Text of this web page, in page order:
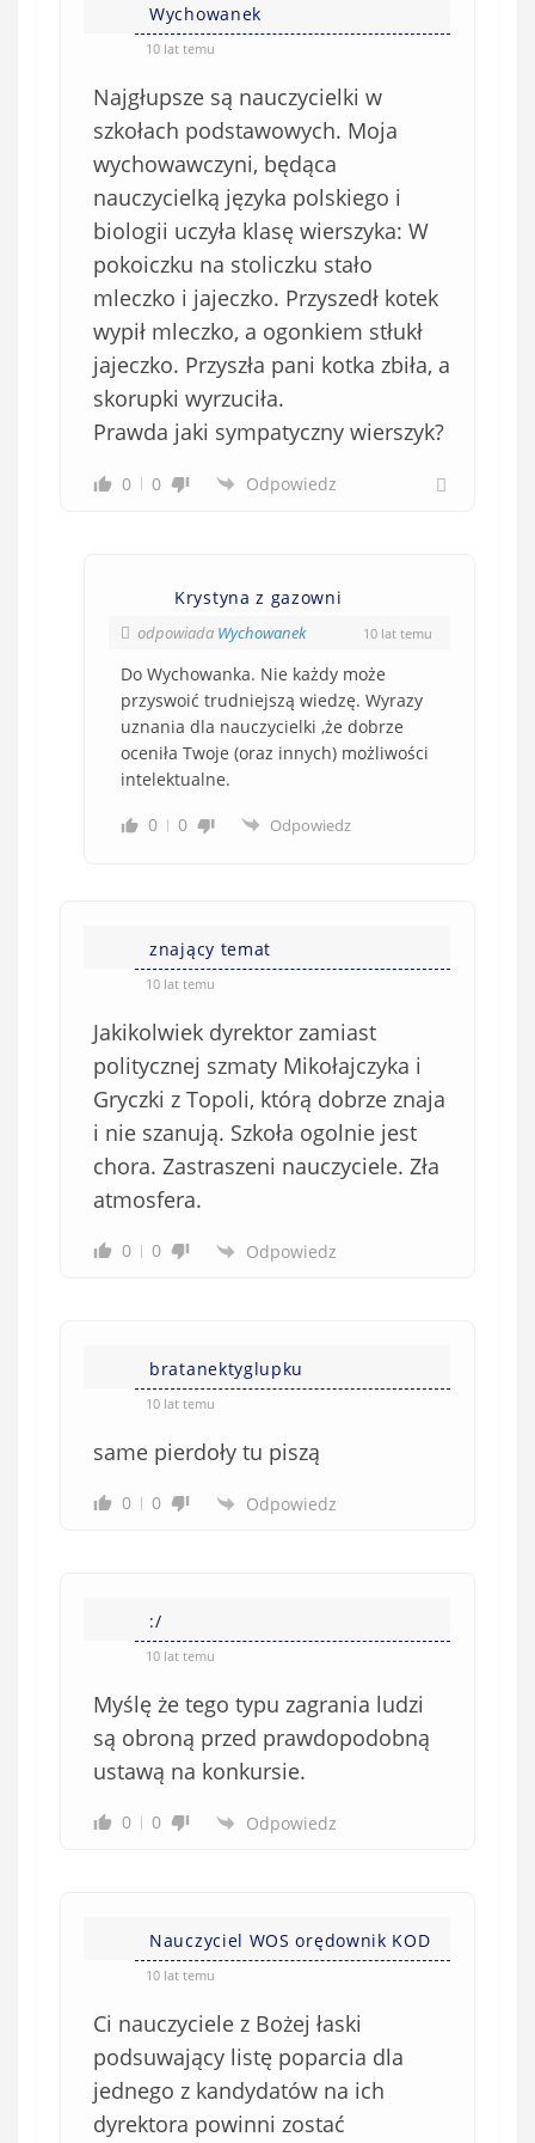
Wychowanek
10 lat temu
Najgłupsze są nauczycielki w
szkołach podstawowych. Moja
wychowawczyni, będąca
nauczycielką języka polskiego i
biologii uczyła klasę wierszyka: W
pokoiczku na stoliczku stało
mleczko i jajeczko. Przyszedł kotek
wypił mleczko, a ogonkiem stłukł
jajeczko. Przyszła pani kotka zbiła, a
skorupki wyrzuciła.
Prawda jaki sympatyczny wierszyk?
0 0 Odpowiedz
Krystyna z gazowni
odpowiada Wychowanek 10 lat temu
Do Wychowanka. Nie każdy może
przyswoić trudniejszą wiedzę. Wyrazy
uznania dla nauczycielki ,że dobrze
oceniła Twoje (oraz innych) możliwości
intelektualne.
0
0 Odpowiedz
znający temat
10 lat temu
Jakikolwiek dyrektor zamiast
politycznej szmaty Mikołajczyka i
Gryczki z Topoli, którą dobrze znaja
i nie szanują. Szkoła ogolnie jest
chora. Zastraszeni nauczyciele. Zła
atmosfera.
0 0 Odpowiedz
bratanektyglupku
10 lat temu
same pierdoły tu piszą
0 0 Odpowiedz
:/
10 lat temu
Myślę że tego typu zagrania ludzi
są obroną przed prawdopodobną
ustawą na konkursie.
0 0 Odpowiedz
Nauczyciel WOS orędownik KOD
10 lat temu
Ci nauczyciele z Bożej łaski
podsuwający listę poparcia dla
jednego z kandydatów na ich
dyrektora powinni zostać